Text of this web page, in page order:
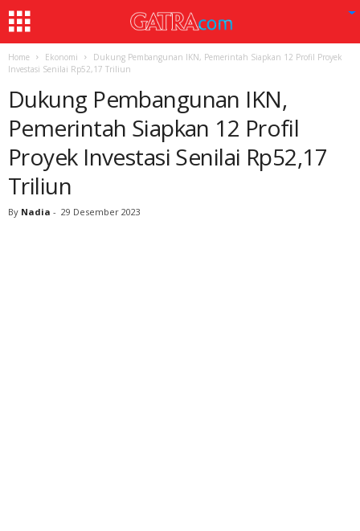
Home Ekonomi
Dukung Pembangunan IKN, Pemerintah Siapkan 12 Profil Proyek
Investasi Senilai Rp52,17 Triliun
Dukung Pembangunan IKN,
Pemerintah Siapkan 12 Profil
Proyek Investasi Senilai Rp52,17
Triliun
By Nadia - 29 Desember 2023